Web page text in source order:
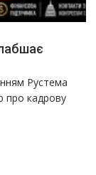
Рустема
про кадрову